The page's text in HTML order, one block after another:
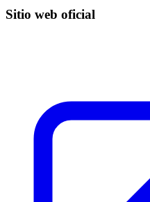
Sitio web oficial